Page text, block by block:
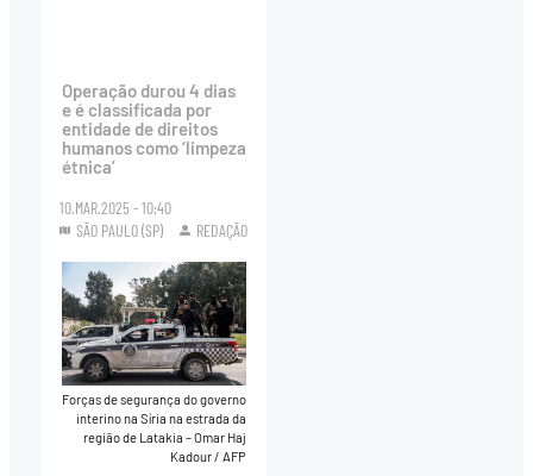
Operação durou 4 dias
e é classificada por
entidade de direitos
humanos como ‘limpeza
étnica’
10.MAR.2025 - 10:40
SÃO PAULO (SP)
REDAÇÃO
Forças de segurança do governo
interino na Síria na estrada da
região de Latakia – Omar Haj
Kadour / AFP